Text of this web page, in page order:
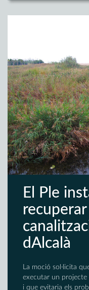
El Ple
dAlcalà
La moció sol·licita
executar un projecte
i que evitaria els